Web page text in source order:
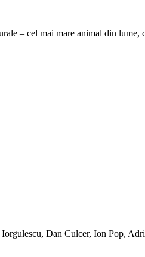
– cel mai mare animal din
Dan Culcer, Ion Pop,